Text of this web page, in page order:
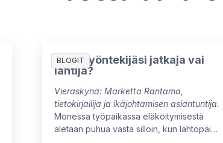
BLOGIT
Onko työntekijäsi jatkaja vai
lähtijä?
Vieraskynä: Marketta Rantama,
tietokirjailija ja ikäjohtamisen asiantuntija.
Monessa työpaikassa eläköitymisestä
aletaan puhua vasta silloin, kun lähtöpäivä